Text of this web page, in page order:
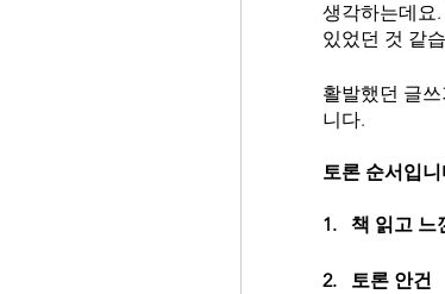
생각하는데요
있었던 것 같
활발했던 글
니다.
토론 순서입
1.   책 읽고 느
2.   토론 안건